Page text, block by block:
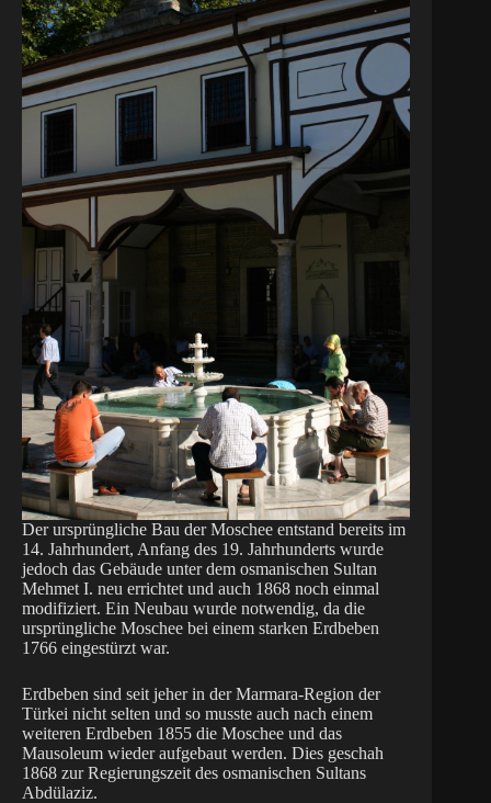
Der ursprüngliche Bau der Moschee entstand bereits im
14. Jahrhundert, Anfang des 19. Jahrhunderts wurde
jedoch das Gebäude unter dem osmanischen Sultan
Mehmet I. neu errichtet und auch 1868 noch einmal
modifiziert. Ein Neubau wurde notwendig, da die
ursprüngliche Moschee bei einem starken Erdbeben
1766 eingestürzt war.
Erdbeben sind seit jeher in der Marmara-Region der
Türkei nicht selten und so musste auch nach einem
weiteren Erdbeben 1855 die Moschee und das
Mausoleum wieder aufgebaut werden. Dies geschah
1868 zur Regierungszeit des osmanischen Sultans
Abdülaziz.